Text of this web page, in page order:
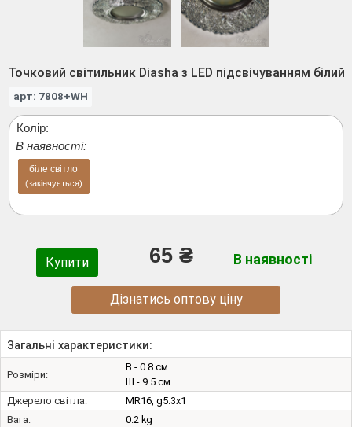
Точковий світильник Diasha з LED підсвічуванням білий
арт: 7808+WH
Колір:
В наявності:
біле світло
(закінчується)
Купити 65 ₴ В наявності
Дізнатись оптову ціну
Загальні характеристики:
Розміри:
В - 0.8 см
Ш - 9.5 см
Джерело світла:
MR16, g5.3х1
Вага:
0.2 kg